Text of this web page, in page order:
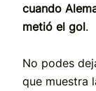
cuando
metió el gol.
No podes
que muestra